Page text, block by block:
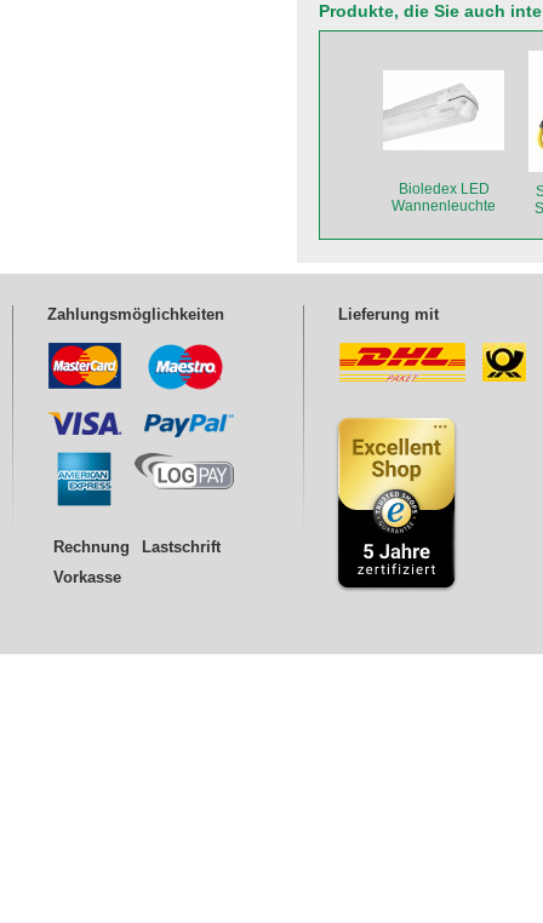
Produkte, die Sie auch
Bioledex LED
Wannenleuchte
Zahlungsmöglichkeiten
Rechnung
Lastschrift
Vorkasse
Lieferung mit